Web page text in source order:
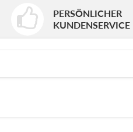
PERSÖNLICHER
KUNDENSERVICE